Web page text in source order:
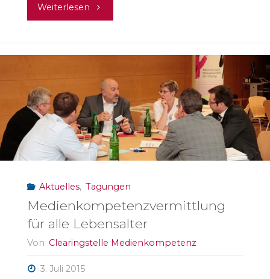
Weiterlesen "Ene
muh
und
was
schaust
du?"
Aktuelles, Tagungen
Medienkompetenzvermittlung
für alle Lebensalter
Von Clearingstelle Medienkompetenz
3. Juli 2015